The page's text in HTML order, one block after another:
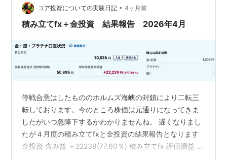
出力: 最低…
コア投資についての実験日記 • 4ヶ月前
積み立てfx＋金投資 結果報告 2026年4月
停戦合意はしたもののホルムズ海峡の封鎖により二転三
転しております。今のところ株価は元通りになってきま
したがいつ急降下するかわかりませんね。 遅くなりまし
たが４月度の積み立てfxと金投資の結果報告となります
金投資 含み益 ＋22239(77.60％) 積み立てfx 評価損益 ＋